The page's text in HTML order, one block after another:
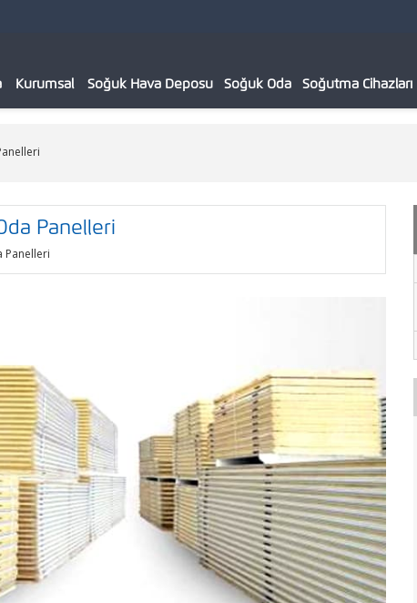
Kurumsal Soğuk Hava Deposu Soğuk Oda Soğutma Cihazları
Panelleri
Panelleri